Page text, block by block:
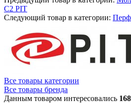
C2 PIT
Следующий товар в категории:
Все товары категории
Все товары бренда
Данным товаром интересовались